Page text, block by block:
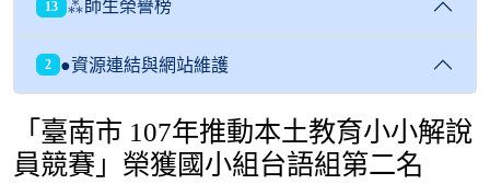
13 ⁂師生榮譽榜
2 ●資源連結與網站維護
「臺南市 107年推動本土教育小小解說
員競賽」榮獲國小組台語組第二名